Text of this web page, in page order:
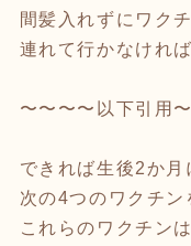
間髪入れずにワク
連れて行かなけれ
〜〜〜〜以下引用
できれば生後2か月
次の4つのワクチン
これらのワクチン